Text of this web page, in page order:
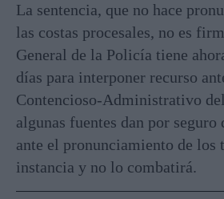
La sentencia, que no hace
las costas procesales, no es
General de la Policía tiene
días para interponer recurso
Contencioso-Administrativo
algunas fuentes dan por seguro
ante el pronunciamiento de los
instancia y no lo combatirá.